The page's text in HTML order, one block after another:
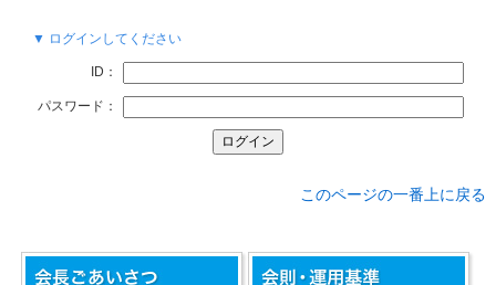
▼ ログインしてください
ID：
パスワード：
このページの一番上に戻る